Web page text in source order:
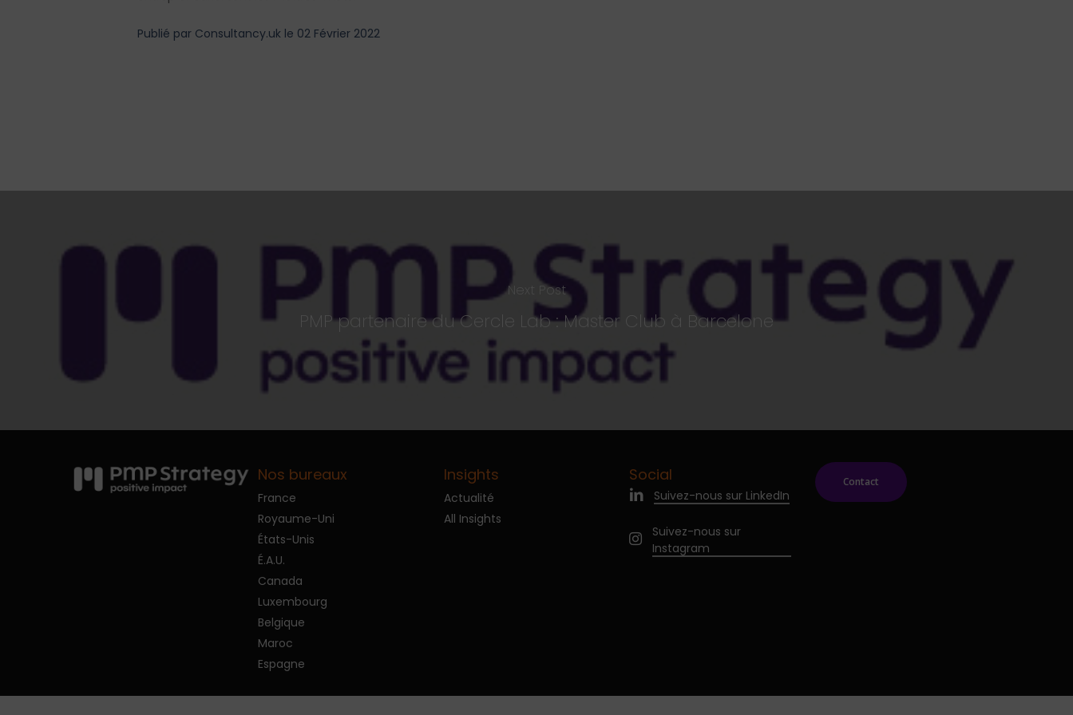
Publié par Consultancy.uk le 02 Février 2022
Next Post
PMP partenaire du Cercle Lab : Master Club à Barcelone
Nos bureaux
France
Royaume-Uni
États-Unis
É.A.U.
Canada
Luxembourg
Belgique
Maroc
Espagne
Insights
Actualité
All Insights
Social
Suivez-nous sur LinkedIn
Suivez-nous sur
Instagram
Contact